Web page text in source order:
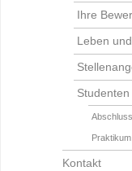
Ihre
Leben
Praktikum
Kontakt